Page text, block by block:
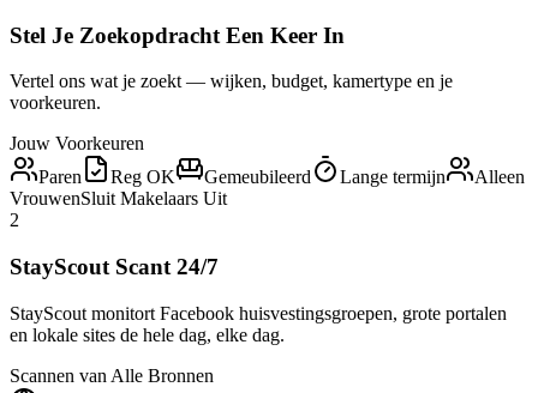
Stel Je Zoekopdracht Een Keer In
Vertel ons wat je zoekt — wijken, budget, kamertype en je
voorkeuren.
Jouw Voorkeuren
Paren
Reg OK Gemeubileerd Lange termijn
Alleen
VrouwenSluit Makelaars Uit
2
StayScout Scant 24/7
StayScout monitort Facebook huisvestingsgroepen, grote portalen
en lokale sites de hele dag, elke dag.
Scannen van Alle Bronnen